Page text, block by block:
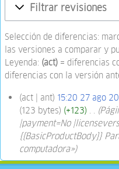
Filtrar revisiones
Selección de diferencias:
las versiones a comparar y
Leyenda: (act)= diferencias
diferencias con la versión
act ant 15:20 27 ago
123 bytes
+123
|payment=No
{{BasicProductBody}}
computadora»